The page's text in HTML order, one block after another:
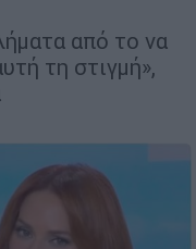
από το να
τη στιγμή»,